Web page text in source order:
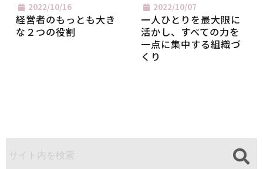
2022/10/16
経営者のもっとも大き
な２つの役割
2022/10/07
一人ひとりを最大限に
活かし、すべての力を
一点に集中する組織づ
くり